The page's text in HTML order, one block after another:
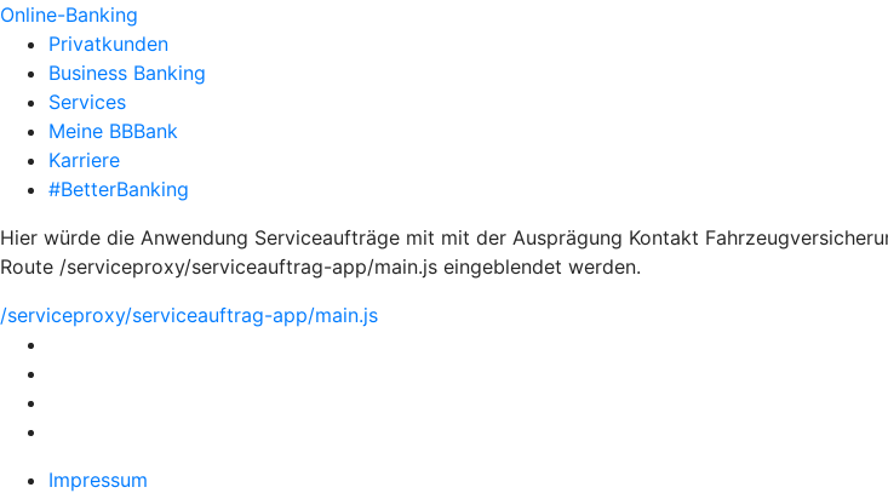
Online-Banking
Privatkunden
Business Banking
Services
Meine BBBank
Karriere
#BetterBanking
Hier würde die Anwendung Serviceaufträge mit mit der Ausprägung Kontakt
Route /serviceproxy/serviceauftrag-app/main.js eingeblendet werden.
/serviceproxy/serviceauftrag-app/main.js
Impressum